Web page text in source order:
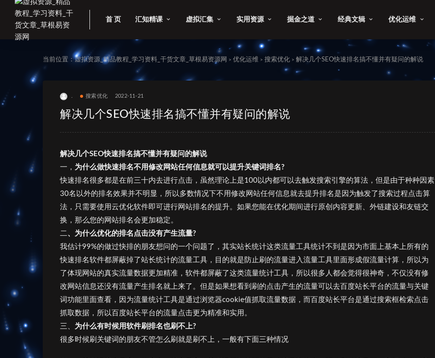
首 页 汇知精课 虚拟汇集 实用资源 掘金之道 经典文辑 优化运维
当前位置：虚拟资源_精品教程_学习资料_干货文章_草根易资源网 > 优化运维 > 搜索优化 > 解决几个SEO快速排名搞不懂并有疑问的解说
搜索优化 2022-11-21
解决几个SEO快速排名搞不懂并有疑问的解说
解决几个SEO快速排名搞不懂并有疑问的解说
一， 为什么做快速排名不用修改网站任何信息就可以提升关键词排名?
快速排名很多都是在前三十内去进行点击，虽然理论上是100以内都可以去触发搜索引擎的算法，但是由于种种因素
30名以外的排名效果并不明显，所以多数情况下不用修改网站任何信息就去提升排名是因为触发了搜索过程点击算
法，只需要使用云优化软件即可进行网站排名的提升。如果您能在优化期间进行原创内容更新、外链建设和友链交
换，那么您的网站排名会更加稳定。
二、为什么优化的排名点击没有产生流量?
我估计99%的做过快排的朋友想问的一个问题了，其实站长统计这类流量工具统计不到是因为市面上基本上所有的
快速排名软件都屏蔽掉了站长统计的流量工具，目的就是防止刷的流量进入流量工具里面形成假流量计算，所以为
了体现网站的真实流量数据更加精准，软件都屏蔽了这类流量统计工具，所以很多人都会觉得很神奇，不仅没有修
改网站信息还没有流量产生排名就上来了。但是如果想看到刷的点击产生的流量可以去百度站长平台的流量与关键
词功能里面查看，因为流量统计工具是通过浏览器cookie值抓取流量数据，而百度站长平台是通过搜索框检索点击
抓取数据，所以百度站长平台的流量点击更为精准和实用。
三、 为什么有时候用软件刷排名也刷不上?
很多时候刷关键词的朋友不管怎么刷就是刷不上，一般有下面三种情况